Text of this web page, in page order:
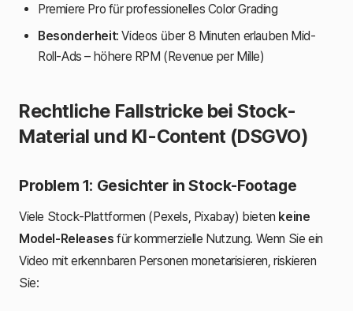
Premiere Pro für professionelles Color Grading
Besonderheit: Videos über 8 Minuten erlauben Mid-
Roll-Ads – höhere RPM (Revenue per Mille)
Rechtliche Fallstricke bei Stock-
Material und KI-Content (DSGVO)
Problem 1: Gesichter in Stock-Footage
Viele Stock-Plattformen (Pexels, Pixabay) bieten keine
Model-Releases für kommerzielle Nutzung. Wenn Sie ein
Video mit erkennbaren Personen monetarisieren, riskieren
Sie: